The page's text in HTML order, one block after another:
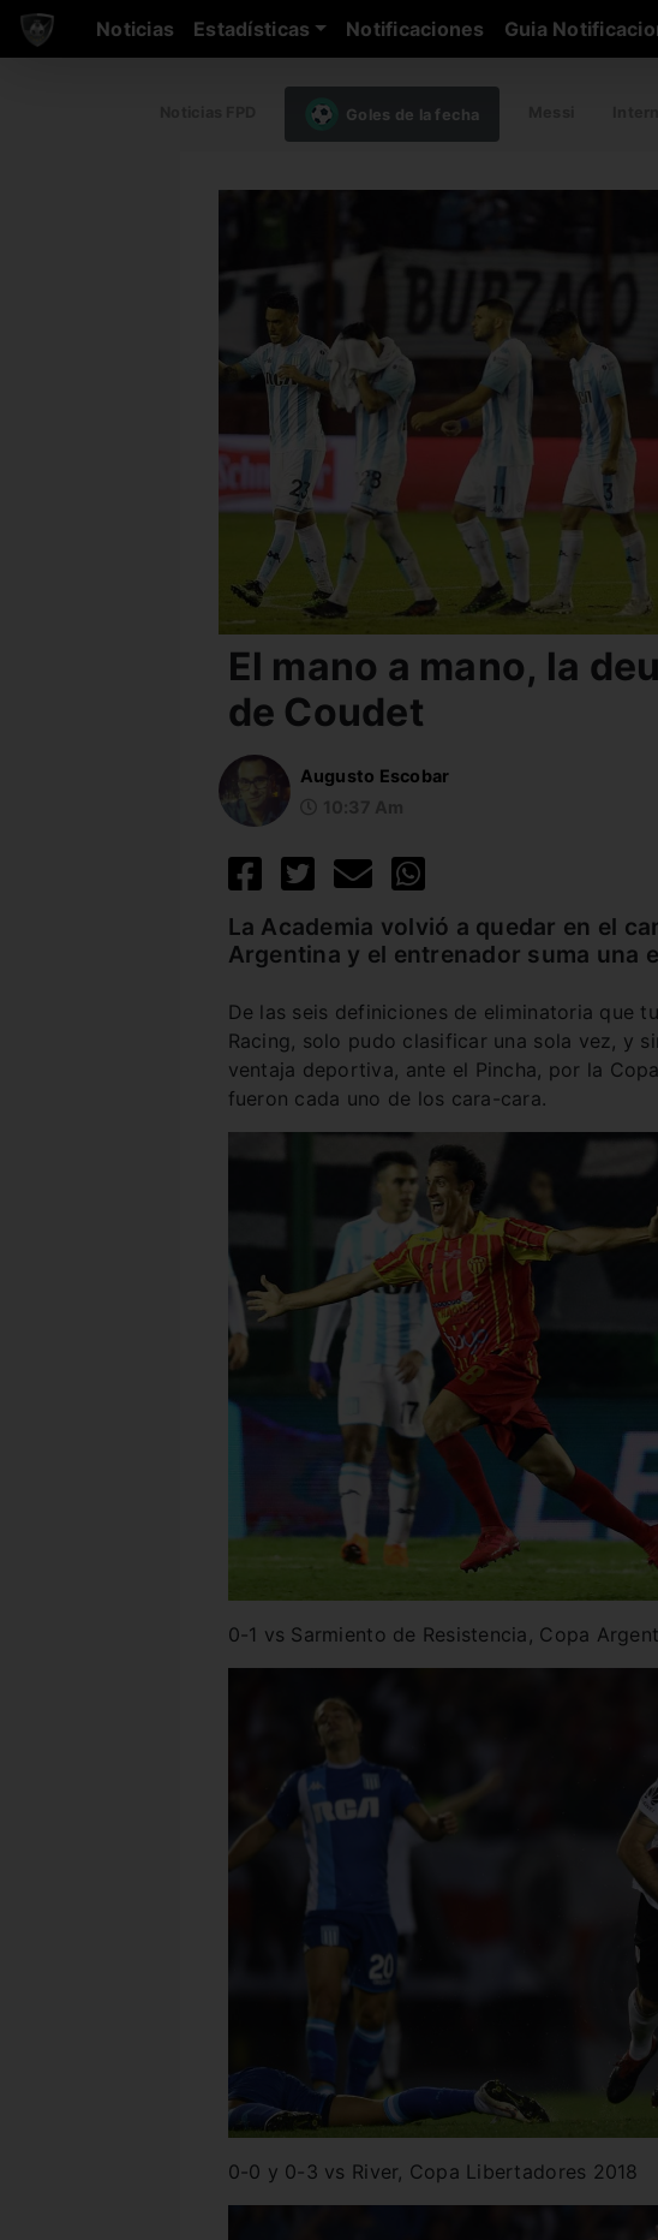
Noticias Estadísticas Notificaciones Guia
Goles de la fecha
El mano a mano, la
de Coudet
Augusto Escobar
La Academia volvió a quedar en el
Argentina y el entrenador suma una
De las seis definiciones de eliminatoria que
Racing, solo pudo clasificar una sola vez, y
ventaja deportiva, ante el Pincha, por la
fueron cada uno de los cara-cara.
0-1 vs Sarmiento de Resistencia, Copa
0-0 y 0-3 vs River, Copa Libertadores 2018